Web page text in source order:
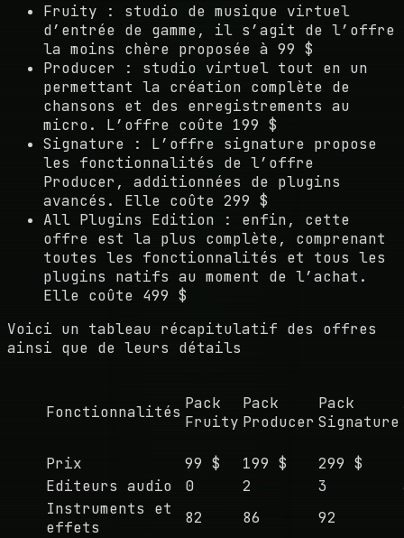
Fruity : studio de musique virtuel
d’entrée de gamme, il s’agit de l’offre
la moins chère proposée à 99 $
Producer : studio virtuel tout en un
permettant la création complète de
chansons et des enregistrements au
micro. L’offre coûte 199 $
Signature : L’offre signature propose
les fonctionnalités de l’offre
Producer, additionnées de plugins
avancés. Elle coûte 299 $
All Plugins Edition : enfin, cette
offre est la plus complète, comprenant
toutes les fonctionnalités et tous les
plugins natifs au moment de l’achat.
Elle coûte 499 $
Voici un tableau récapitulatif des offres
ainsi que de leurs détails
Fonctionnalités Pack
Fruity
Pack
Producer
Pack
Signature
Prix
99 $ 199 $ 299 $
Editeurs audio
0 2 3
Instruments et
effets
82 86 92